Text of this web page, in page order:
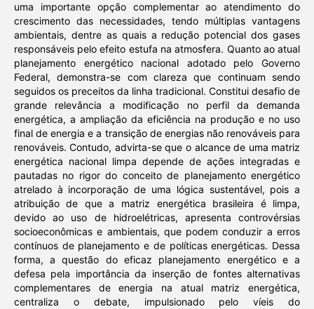
uma importante opção complementar ao atendimento do
crescimento das necessidades, tendo múltiplas vantagens
ambientais, dentre as quais a redução potencial dos gases
responsáveis pelo efeito estufa na atmosfera. Quanto ao atual
planejamento energético nacional adotado pelo Governo
Federal, demonstra-se com clareza que continuam sendo
seguidos os preceitos da linha tradicional. Constitui desafio de
grande relevância a modificação no perfil da demanda
energética, a ampliação da eficiência na produção e no uso
final de energia e a transição de energias não renováveis para
renováveis. Contudo, advirta-se que o alcance de uma matriz
energética nacional limpa depende de ações integradas e
pautadas no rigor do conceito de planejamento energético
atrelado à incorporação de uma lógica sustentável, pois a
atribuição de que a matriz energética brasileira é limpa,
devido ao uso de hidroelétricas, apresenta controvérsias
socioeconômicas e ambientais, que podem conduzir a erros
contínuos de planejamento e de políticas energéticas. Dessa
forma, a questão do eficaz planejamento energético e a
defesa pela importância da inserção de fontes alternativas
complementares de energia na atual matriz energética,
centraliza o debate, impulsionado pelo víeis do